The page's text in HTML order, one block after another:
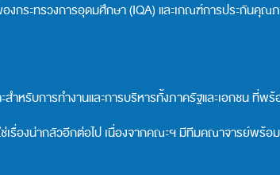
ระทรวงการอุดมศึกษา (IQA) และเกณฑ์การประกันคุ
หรับการทำงานและการบริหารทั้งภาครัฐและเอกชน ที่พ
ใช่เรื่องน่ากลัวอีกต่อไป เนื่องจากคณะฯ มีทีมคณาจารย์พ